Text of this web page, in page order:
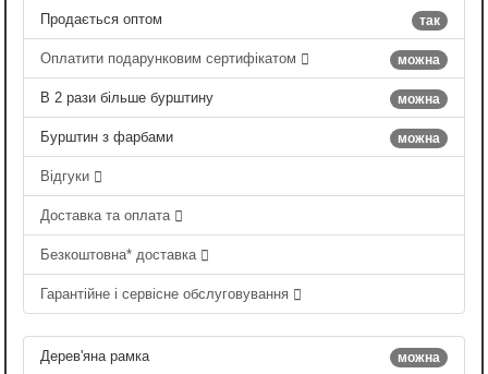
так
Продається оптом
можна
Оплатити подарунковим сертифікатом
можна
В 2 рази більше бурштину
можна
Бурштин з фарбами
Відгуки
Доставка та оплата
Безкоштовна* доставка
Гарантійне і сервісне обслуговування
можна
Дерев'яна рамка